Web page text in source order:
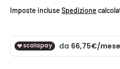
Imposte incluse Spedizione